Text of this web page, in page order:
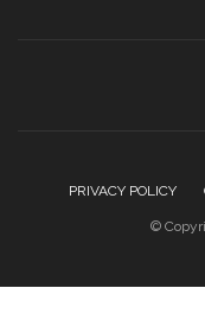
PRIVACY POLICY
©